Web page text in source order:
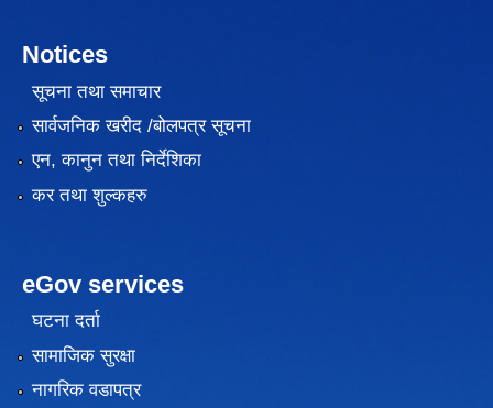
Notices
सूचना तथा समाचार
सार्वजनिक खरीद /बोलपत्र सूचना
एन, कानुन तथा निर्देशिका
कर तथा शुल्कहरु
eGov services
घटना दर्ता
सामाजिक सुरक्षा
नागरिक वडापत्र